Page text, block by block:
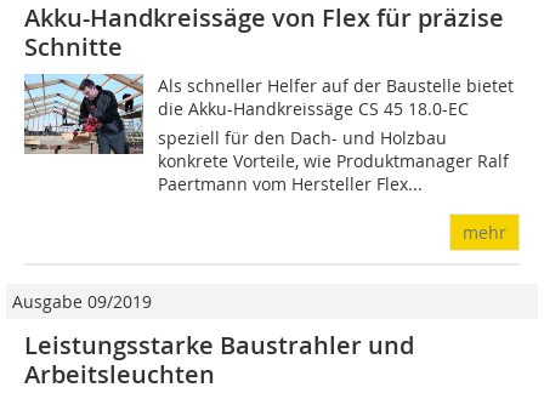
Akku-Handkreissäge von Flex für präzise
Schnitte
Als schneller Helfer auf der Baustelle bietet
die Akku-Handkreissäge CS 45 18.0-EC
speziell für den Dach- und Holzbau
konkrete Vorteile, wie Produktmanager Ralf
Paertmann vom Hersteller Flex...
mehr
Ausgabe 09/2019
Leistungsstarke Baustrahler und
Arbeitsleuchten